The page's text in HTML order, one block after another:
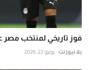
فوز تاريخي لمنتخب مصر
يلا نيوز نت يونيو 22, 2026